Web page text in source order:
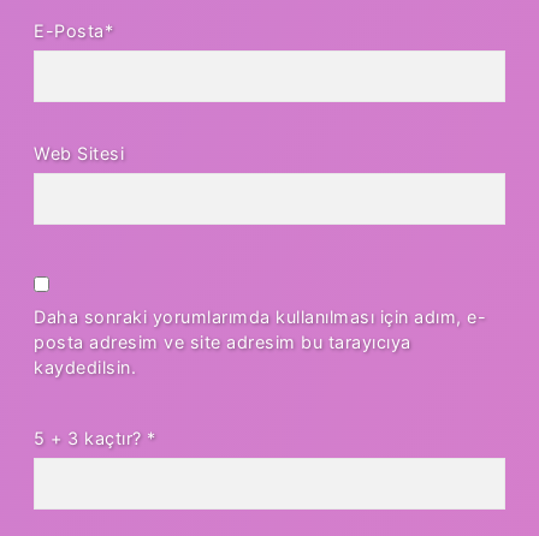
E-Posta*
Web Sitesi
Daha sonraki yorumlarımda kullanılması için adım, e-
posta adresim ve site adresim bu tarayıcıya
kaydedilsin.
5 + 3 kaçtır? *